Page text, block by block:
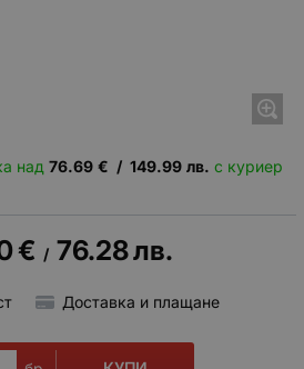
над 76.69 € / 149.99 лв. с куриер
€ / 76.28лв.
Доставка и плащане